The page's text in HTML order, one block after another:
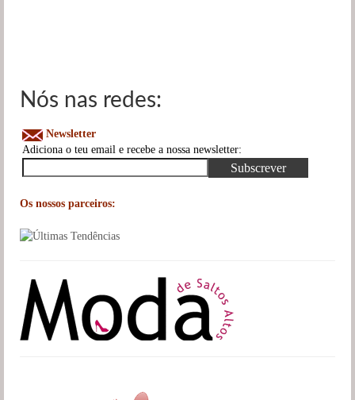
Nós nas redes:
Newsletter
Adiciona o teu email e recebe a nossa newsletter:
Os nossos parceiros: